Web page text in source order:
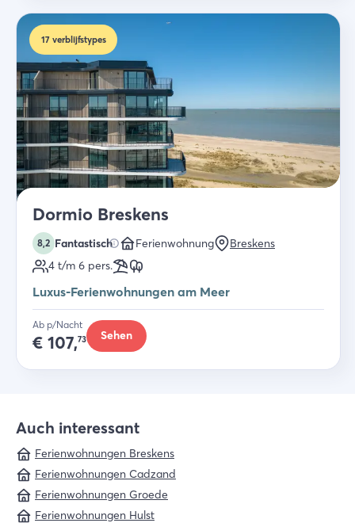
17 verblijfstypes
Dormio Breskens
8,2 Fantastisch Ferienwohnung
Breskens
4 t/m 6 pers.
Luxus-Ferienwohnungen am Meer
Ab p/Nacht
€ 107,73 Sehen
Auch interessant
Ferienwohnungen Breskens
Ferienwohnungen Cadzand
Ferienwohnungen Groede
Ferienwohnungen Hulst